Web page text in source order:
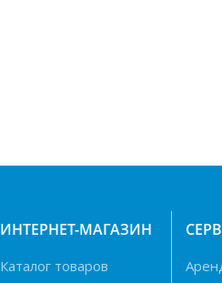
ИНТЕРНЕТ-МАГАЗИН
Каталог товаров